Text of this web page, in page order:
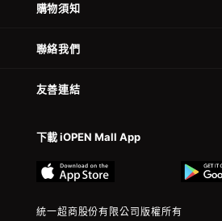
購物須知
聯絡我們
友善連結
下載 iOPEN Mall App
統一超商股份有限公司版權所有